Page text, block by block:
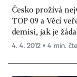
Česko prožívá
TOP 09 a Věcí
demisi, jak je
4. 4. 2012 ▪ 4 min.